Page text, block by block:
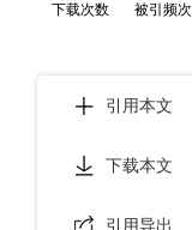
下载次数 被引频次
引用本文
下载本文
引用导出